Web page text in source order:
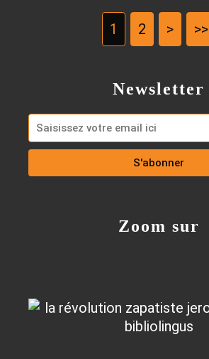
1 2 > >>
Newsletter
Zoom sur